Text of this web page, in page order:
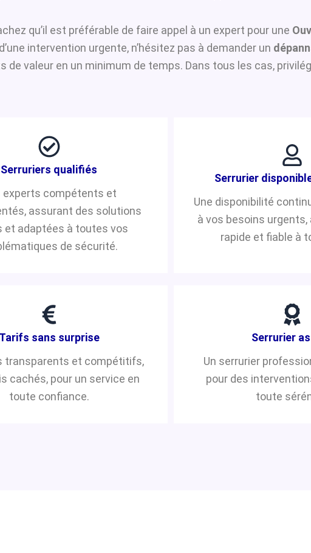
qu’il est préférable de faire appel à un expert pour une
intervention urgente, n’hésitez pas à demander un
de valeur en un minimum de temps. Dans tous les cas,
Serruriers qualifiés
experts compétents et
assurant des solutions
et adaptées à toutes vos
de sécurité.
Serrurier
Une disponibilité
à vos besoins urgents,
rapide et fiable à
Tarifs sans surprise
transparents et compétitifs,
cachés, pour un service en
toute confiance.
Serrurier
Un serrurier
pour des
toute